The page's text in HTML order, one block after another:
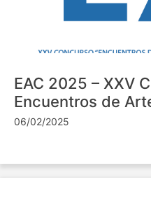
EAC 2025 – XXV
Encuentros de
06/02/2025